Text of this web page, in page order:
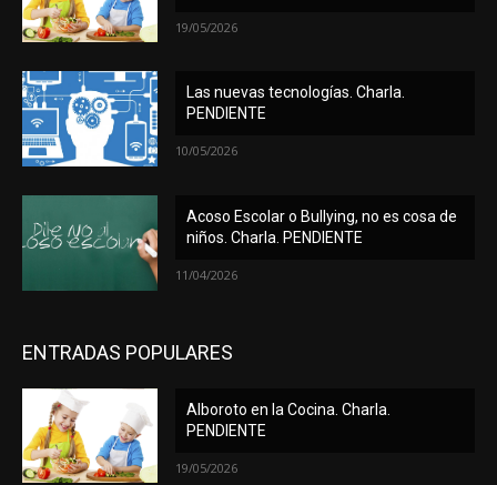
19/05/2026
Las nuevas tecnologías. Charla.
PENDIENTE
10/05/2026
Acoso Escolar o Bullying, no es cosa de
niños. Charla. PENDIENTE
11/04/2026
ENTRADAS POPULARES
Alboroto en la Cocina. Charla.
PENDIENTE
19/05/2026